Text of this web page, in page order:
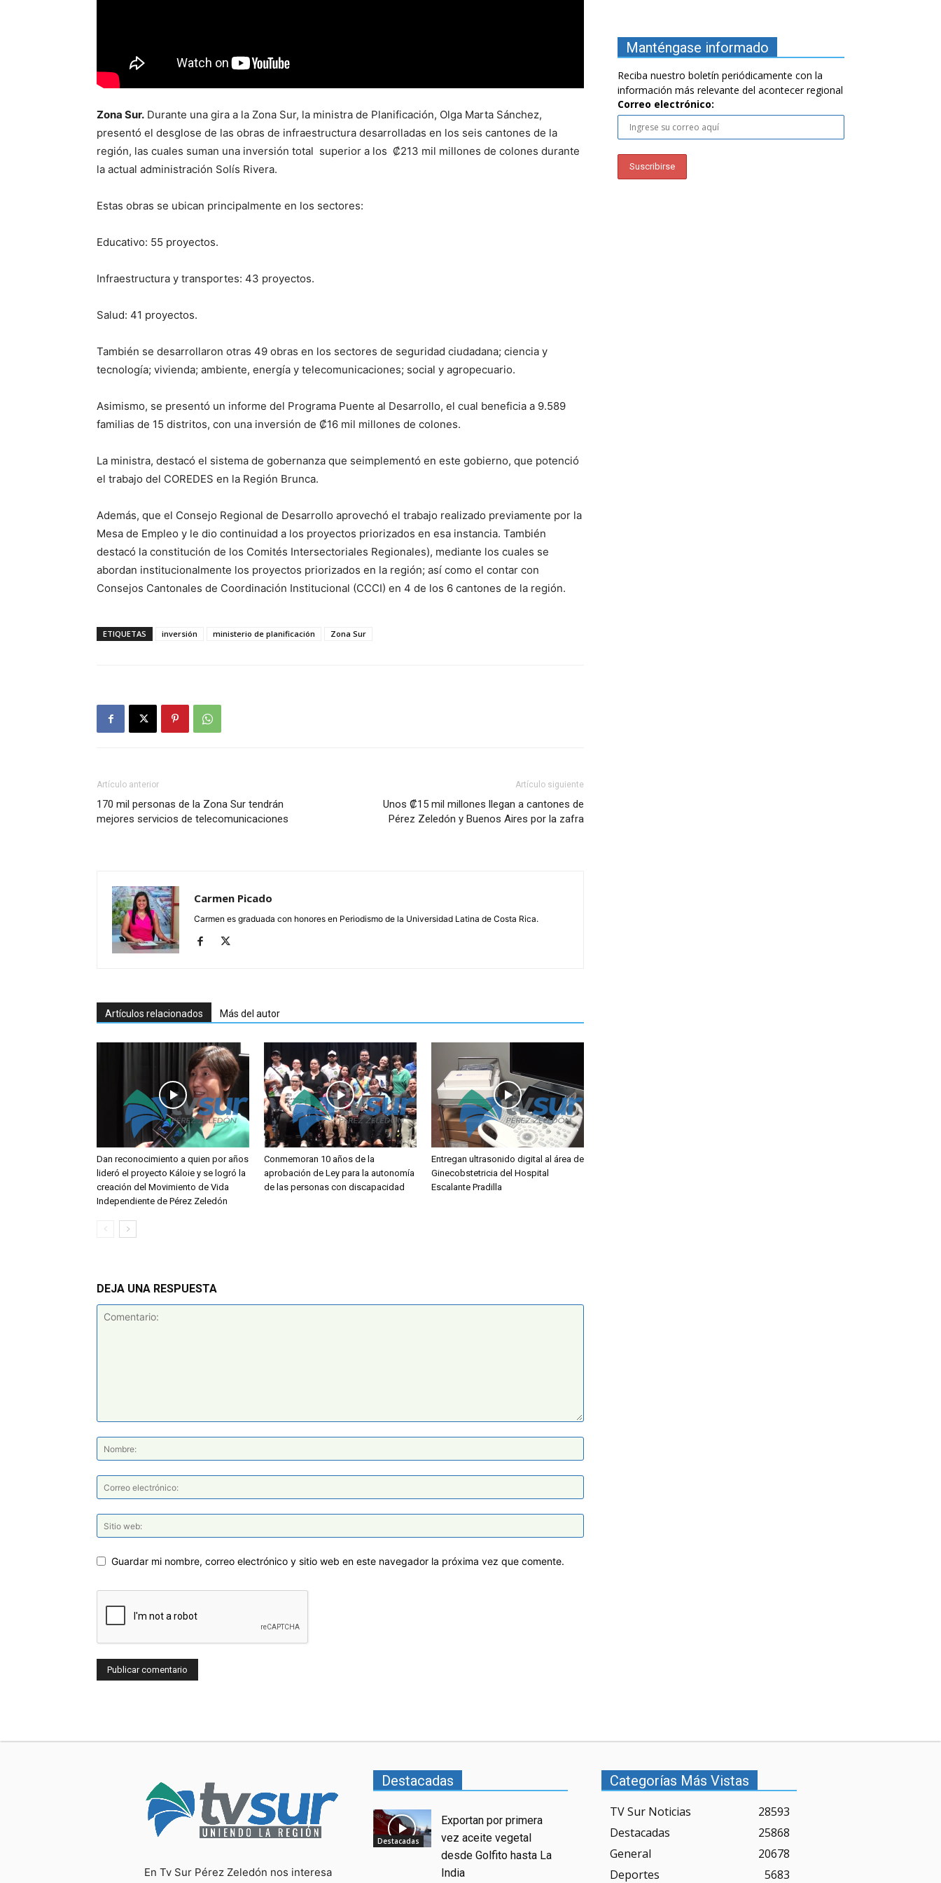
Zona Sur. Durante una gira a la Zona Sur, la ministra de Planificación, Olga Marta Sánchez,
presentó el desglose de las obras de infraestructura desarrolladas en los seis cantones de la
región, las cuales suman una inversión total superior a los ₡213 mil millones de colones durante
la actual administración Solís Rivera.
Estas obras se ubican principalmente en los sectores:
Educativo: 55 proyectos.
Infraestructura y transportes: 43 proyectos.
Salud: 41 proyectos.
También se desarrollaron otras 49 obras en los sectores de seguridad ciudadana; ciencia y
tecnología; vivienda; ambiente, energía y telecomunicaciones; social y agropecuario.
Asimismo, se presentó un informe del Programa Puente al Desarrollo, el cual beneficia a 9.589
familias de 15 distritos, con una inversión de ₡16 mil millones de colones.
La ministra, destacó el sistema de gobernanza que seimplementó en este gobierno, que potenció
el trabajo del COREDES en la Región Brunca.
Además, que el Consejo Regional de Desarrollo aprovechó el trabajo realizado previamente por la
Mesa de Empleo y le dio continuidad a los proyectos priorizados en esa instancia. También
destacó la constitución de los Comités Intersectoriales Regionales), mediante los cuales se
abordan institucionalmente los proyectos priorizados en la región; así como el contar con
Consejos Cantonales de Coordinación Institucional (CCCI) en 4 de los 6 cantones de la región.
ETIQUETAS inversión ministerio de planificación Zona Sur
Artículo anterior
170 mil personas de la Zona Sur tendrán
mejores servicios de telecomunicaciones
Artículo siguiente
Unos ₡15 mil millones llegan a cantones de
Pérez Zeledón y Buenos Aires por la zafra
Carmen Picado
Carmen es graduada con honores en Periodismo de la Universidad Latina de Costa Rica.
Artículos relacionados Más del autor
Dan reconocimiento a quien por años
lideró el proyecto Káloie y se logró la
creación del Movimiento de Vida
Independiente de Pérez Zeledón
Conmemoran 10 años de la
aprobación de Ley para la autonomía
de las personas con discapacidad
Entregan ultrasonido digital al área de
Ginecobstetricia del Hospital
Escalante Pradilla
DEJA UNA RESPUESTA
Guardar mi nombre, correo electrónico y sitio web en este navegador la próxima vez que comente.
Manténgase informado
Reciba nuestro boletín periódicamente con la
información más relevante del acontecer regional
Correo electrónico:
En Tv Sur Pérez Zeledón nos interesa
Destacadas
Destacadas
Exportan por primera
vez aceite vegetal
desde Golfito hasta La
India
Categorías Más Vistas
TV Sur Noticias
28593
Destacadas
25868
General
20678
Deportes
5683